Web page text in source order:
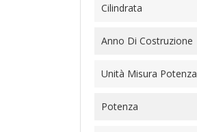
Cilindrata
Anno Di Costruzione
Unità Misura Potenza
Potenza